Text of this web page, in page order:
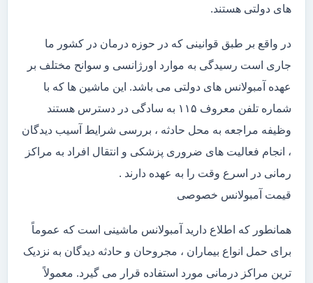
های دولتی هستند.
در واقع بر طبق قوانینی که در حوزه درمان در کشور ما
جاری است رسیدگی به موارد اورژانسی و سوانح مختلف بر
عهده آمبولانس های دولتی می باشد. این ماشین ها که با
شماره تلفن معروف ۱۱۵ به سادگی در دسترس هستند
وظیفه مراجعه به محل حادثه ، بررسی شرایط آسیب دیدگان
، انجام فعالیت های ضروری پزشکی و انتقال افراد به مراکز
رمانی در اسرع وقت را به عهده دارند .
قیمت آمبولانس خصوصی
همانطور که اطلاع دارید آمبولانس ماشینی است که عموماً
برای حمل انواع بیماران ، مجروحان و حادثه دیدگان به نزدیک
ترین مراکز درمانی مورد استفاده قرار می گیرد. معمولاً